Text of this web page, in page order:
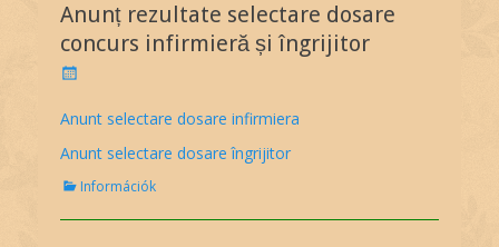
g
o
i
s
Anunț rezultate selectare dosare
concurs infirmieră și îngrijitor
P
s
e
o
Anunt selectare dosare infirmiera
Anunt selectare dosare îngrijitor
C
t
Információk